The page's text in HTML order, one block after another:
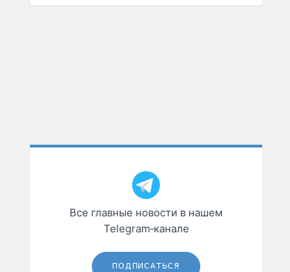
Все главные новости в нашем
Telegram‑канале
ПОДПИСАТЬСЯ